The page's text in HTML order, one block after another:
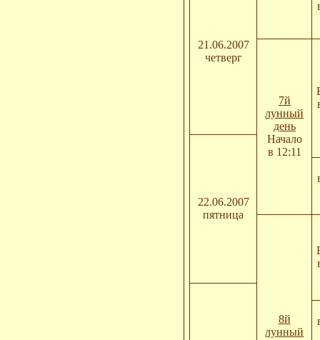
21.06.2007
четверг
7й
лунный
день
Начало
в 12:11
22.06.2007
пятница
8й
лунный